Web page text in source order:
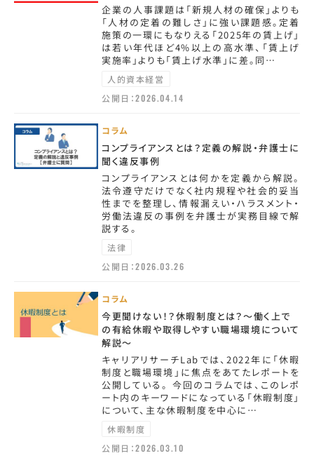
企業の人事課題は「新規人材の確保」よりも
「人材の定着の難しさ」に強い課題感。定着
施策の一環にもなりえる「2025年の賃上げ」
は若い年代ほど4%以上の高水準、「賃上げ
実施率」よりも「賃上げ水準」に差。同…
人的資本経営
公開日：2026.04.14
コラム
コンプライアンスとは？定義の解説・弁護士に
聞く違反事例
コンプライアンスとは何かを定義から解説。
法令遵守だけでなく社内規程や社会的妥当
性までを整理し、情報漏えい・ハラスメント・
労働法違反の事例を弁護士が実務目線で解
説する。
法律
公開日：2026.03.26
コラム
今更聞けない！？休暇制度とは？～働く上で
の有給休暇や取得しやすい職場環境について
解説～
キャリアリサーチLabでは、2022年に「休暇
制度と職場環境」に焦点をあてたレポートを
公開している。 今回のコラムでは、このレポ
ート内のキーワードになっている「休暇制度」
について、主な休暇制度を中心に…
休暇制度
公開日：2026.03.10